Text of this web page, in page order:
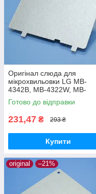
Оригінал слюда для
мікрохвильовки LG MB-
4342B, MB-4322W, MB-
4346W, MH-6346, MH-
MG-6343, MH-6348
Готово до відправки
231,47 ₴ 293 ₴
Купити
original –21%